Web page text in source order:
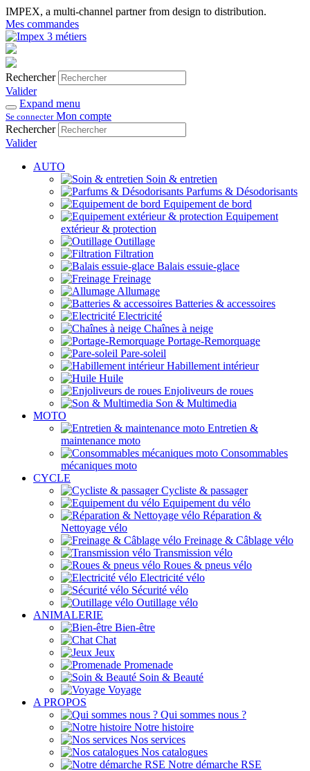
IMPEX, a multi-channel partner from design to distribution.
Mes commandes
Rechercher
Valider
Expand menu
Se connecter Mon compte
Rechercher
Valider
AUTO
Soin & entretien
Parfums & Désodorisants
Equipement de bord
Equipement
extérieur & protection
Outillage
Filtration
Balais essuie-glace
Freinage
Allumage
Batteries & accessoires
Electricité
Chaînes à neige
Portage-Remorquage
Pare-soleil
Habillement intérieur
Huile
Enjoliveurs de roues
Son & Multimedia
MOTO
Entretien &
maintenance moto
Consommables
mécaniques moto
CYCLE
Cycliste & passager
Equipement du vélo
Réparation &
Nettoyage vélo
Freinage & Câblage vélo
Transmission vélo
Roues & pneus vélo
Electricité vélo
Sécurité vélo
Outillage vélo
ANIMALERIE
Bien-être
Chat
Jeux
Promenade
Soin & Beauté
Voyage
A PROPOS
Qui sommes nous ?
Notre histoire
Nos services
Nos catalogues
Notre démarche RSE